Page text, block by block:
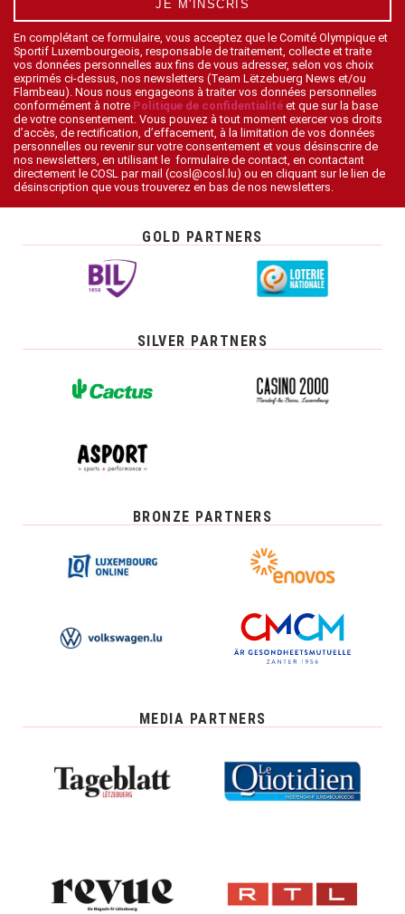
JE M'INSCRIS
En complétant ce formulaire, vous acceptez que le Comité Olympique et
Sportif Luxembourgeois, responsable de traitement, collecte et traite
vos données personnelles aux fins de vous adresser, selon vos choix
exprimés ci-dessus, nos newsletters (Team Lëtzebuerg News et/ou
Flambeau). Nous nous engageons à traiter vos données personnelles
conformément à notre Politique de confidentialité et que sur la base
de votre consentement. Vous pouvez à tout moment exercer vos droits
d’accès, de rectification, d’effacement, à la limitation de vos données
personnelles ou revenir sur votre consentement et vous désinscrire de
nos newsletters, en utilisant le formulaire de contact, en contactant
directement le COSL par mail (cosl@cosl.lu) ou en cliquant sur le lien de
désinscription que vous trouverez en bas de nos newsletters.
GOLD PARTNERS
SILVER PARTNERS
BRONZE PARTNERS
MEDIA PARTNERS